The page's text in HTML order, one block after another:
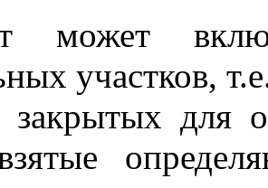
может
участков,
закрытых для